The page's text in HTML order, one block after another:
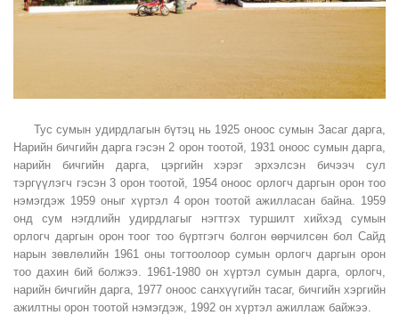
Тус сумын удирдлагын бүтэц нь 1925 оноос сумын Засаг дарга,
Нарийн бичгийн дарга гэсэн 2 орон тоотой, 1931 оноос сумын дарга,
нарийн бичгийн дарга, цэргийн хэрэг эрхэлсэн бичээч сул
тэргүүлэгч гэсэн 3 орон тоотой, 1954 оноос орлогч даргын орон тоо
нэмэгдэж 1959 оныг хүртэл 4 орон тоотой ажилласан байна. 1959
онд сум нэгдлийн удирдлагыг нэгтгэх туршилт хийхэд сумын
орлогч даргын орон тоог тоо бүртгэгч болгон өөрчилсөн бол Сайд
нарын зөвлөлийн 1961 оны тогтоолоор сумын орлогч даргын орон
тоо дахин бий болжээ. 1961-1980 он хүртэл сумын дарга, орлогч,
нарийн бичгийн дарга, 1977 оноос санхүүгийн тасаг, бичгийн хэргийн
ажилтны орон тоотой нэмэгдэж, 1992 он хүртэл ажиллаж байжээ.